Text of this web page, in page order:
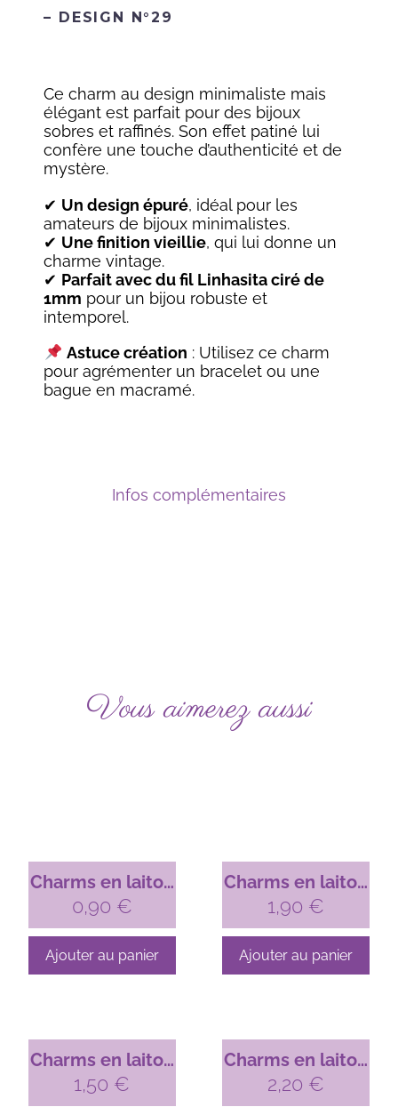
Infos complémentaires
– DESIGN N°29
Ce charm au design minimaliste mais
élégant est parfait pour des bijoux
sobres et raffinés. Son effet patiné lui
confère une touche d’authenticité et de
mystère.
✔ Un design épuré, idéal pour les
amateurs de bijoux minimalistes.
✔ Une finition vieillie, qui lui donne un
charme vintage.
✔ Parfait avec du fil Linhasita ciré de
1mm pour un bijou robuste et
intemporel.
Astuce création : Utilisez ce charm
pour agrémenter un bracelet ou une
bague en macramé.
Vous aimerez aussi
Charms en laiton
brut – design
n°21
0,90 €
Ajouter au panier
Charms en laiton
brut – design
n°16
1,90 €
Ajouter au panier
Charms en laiton
brut – design
1,50 €
Charms en laiton
brut – design
2,20 €